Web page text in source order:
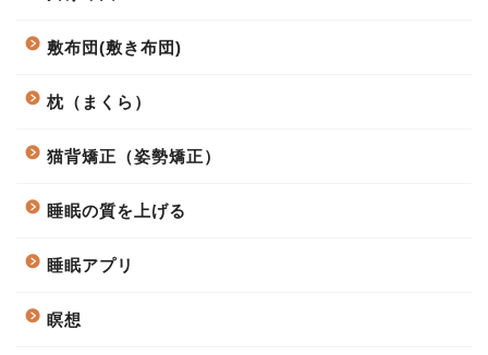
敷布団(敷き布団)
枕（まくら）
猫背矯正（姿勢矯正）
睡眠の質を上げる
睡眠アプリ
瞑想